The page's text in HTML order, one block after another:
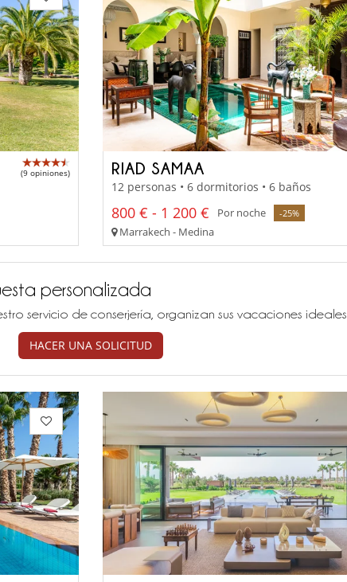
(9 opiniones) RIAD SAMAA
12 personas • 6 dormitorios • 6 baños
800 € - 1 200 € Por noche -25%
Marrakech - Medina
personalizada
servicio de conserjería, organizan sus vacaciones ideales
HACER UNA SOLICITUD